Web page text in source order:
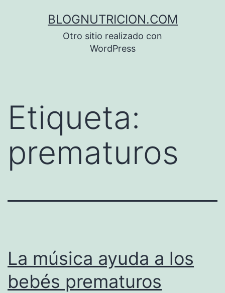
BLOGNUTRICION.COM
Otro sitio realizado con
WordPress
Etiqueta:
prematuros
La música ayuda a los
bebés prematuros